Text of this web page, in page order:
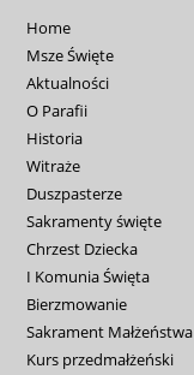
Home
Msze Święte
Aktualności
O Parafii
Historia
Witraże
Duszpasterze
Sakramenty święte
Chrzest Dziecka
I Komunia Święta
Bierzmowanie
Sakrament Małżeństwa
Kurs przedmałżeński